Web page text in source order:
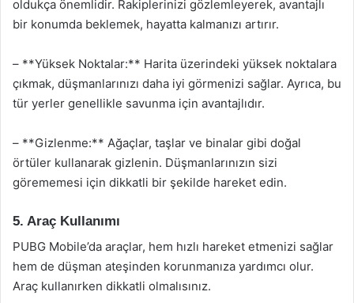
oldukça önemlidir. Rakiplerinizi gözlemleyerek, avantajlı
bir konumda beklemek, hayatta kalmanızı artırır.
– **Yüksek Noktalar:** Harita üzerindeki yüksek noktalara
çıkmak, düşmanlarınızı daha iyi görmenizi sağlar. Ayrıca, bu
tür yerler genellikle savunma için avantajlıdır.
– **Gizlenme:** Ağaçlar, taşlar ve binalar gibi doğal
örtüler kullanarak gizlenin. Düşmanlarınızın sizi
görememesi için dikkatli bir şekilde hareket edin.
5. Araç Kullanımı
PUBG Mobile’da araçlar, hem hızlı hareket etmenizi sağlar
hem de düşman ateşinden korunmanıza yardımcı olur.
Araç kullanırken dikkatli olmalısınız.